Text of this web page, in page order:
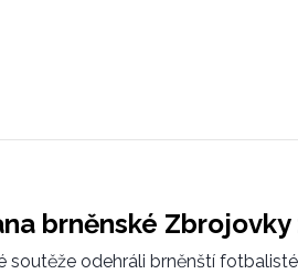
brněnské
odehráli brněnští